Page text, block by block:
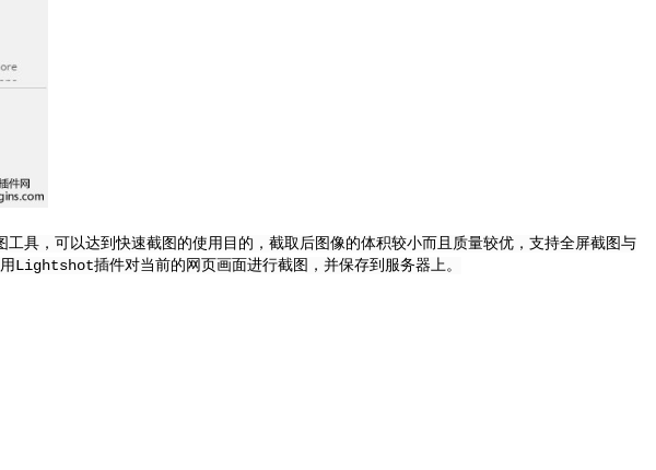
工具，可以达到快速截图的使用目的，截取后图像的体积较小而且质量较优，支持全屏截图与
Lightshot插件对当前的网页画面进行截图，并保存到服务器上。